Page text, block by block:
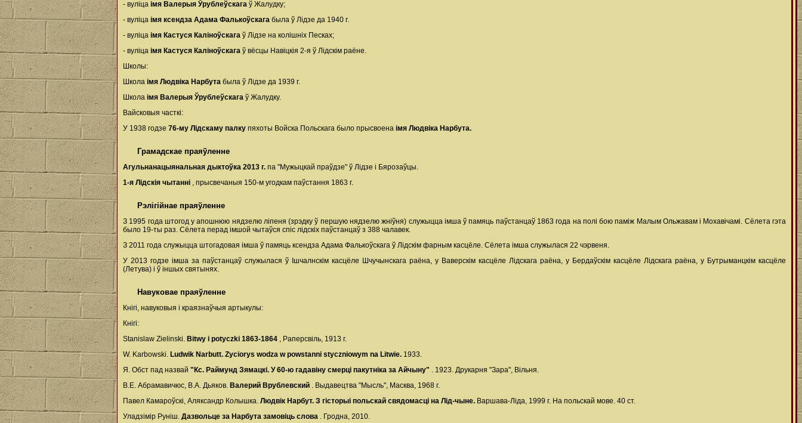
- вуліца імя Валерыя Ўрублеўскага ў Жалудку;
- вуліца імя ксендза Адама Фалькоўскага была ў Лідзе да 1940 г.
- вуліца імя Кастуся Каліноўскага ў Лідзе на колішніх Песках;
- вуліца імя Кастуся Каліноўскага ў вёсцы Навіцкія 2-я ў Лідскім раёне.
Школы:
Школа імя Людвіка Нарбута была ў Лідзе да 1939 г.
Школа імя Валерыя Ўрублеўскага ў Жалудку.
Вайсковыя часткі:
У 1938 годзе 76-му Лідскаму палку пяхоты Войска Польскага было прысвоена імя Людвіка Нарбута.
Грамадскае праяўленне
Агульнанацыянальная дыктоўка 2013 г. па "Мужыцкай праўдзе" ў Лідзе і Бярозаўцы.
1-я Лідскія чытанні , прысвечаныя 150-м угодкам паўстання 1863 г.
Рэлігійнае праяўленне
З 1995 года штогод у апошнюю нядзелю ліпеня (зрэдку ў першую нядзелю жніўня) служыцца імша ў памяць паўстанцаў 1863 года на полі бою паміж Малым Ольжавам і Мохавічамі. Сёлета гэта
было 19-ты раз. Сёлета перад імшой чытаўся спіс лідскіх паўстанцаў з 388 чалавек.
З 2011 года служыцца штогадовая імша ў памяць ксендза Адама Фалькоўскага ў Лідскім фарным касцёле. Сёлета імша служылася 22 чэрвеня.
У 2013 годзе імша за паўстанцаў служылася ў Ішчалнскім касцёле Шчучынскага раёна, у Ваверскім касцёле Лідскага раёна, у Бердаўскім касцёле Лідскага раёна, у Бутрыманцкім касцёле
(Летува) і ў іншых святынях.
Навуковае праяўленне
Кнігі, навуковыя і краязнаўчыя артыкулы:
Кнігі:
Stanislaw Zielinski. Bitwy i potyczki 1863-1864 , Раперсвіль, 1913 г.
W. Karbowski. Ludwik Narbutt. Zyciorys wodza w powstanni styczniowym na Litwie. 1933.
Я. Обст пад назвай "Кс. Раймунд Зямацкі. У 60-ю гадавіну смерці пакутніка за Айчыну" . 1923. Друкарня "Зара", Вільня.
В.Е. Абрамавичюс, В.А. Дьяков. Валерий Врублевский . Выдавецтва "Мысль", Масква, 1968 г.
Павел Камароўскі, Аляксандр Колышка. Людвік Нарбут. З гісторыі польскай свядомасці на Лід-чыне. Варшава-Ліда, 1999 г. На польскай мове. 40 ст.
Уладзімір Руніш. Дазвольце за Нарбута замовіць слова . Гродна, 2010.